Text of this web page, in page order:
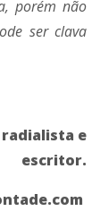
porém não
ser clava
radialista e
escritor.